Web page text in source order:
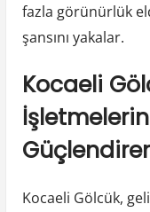
fazla görünürlük
şansını yakalar.
Kocaeli
İşletmelerin
Kocaeli Gölcük,